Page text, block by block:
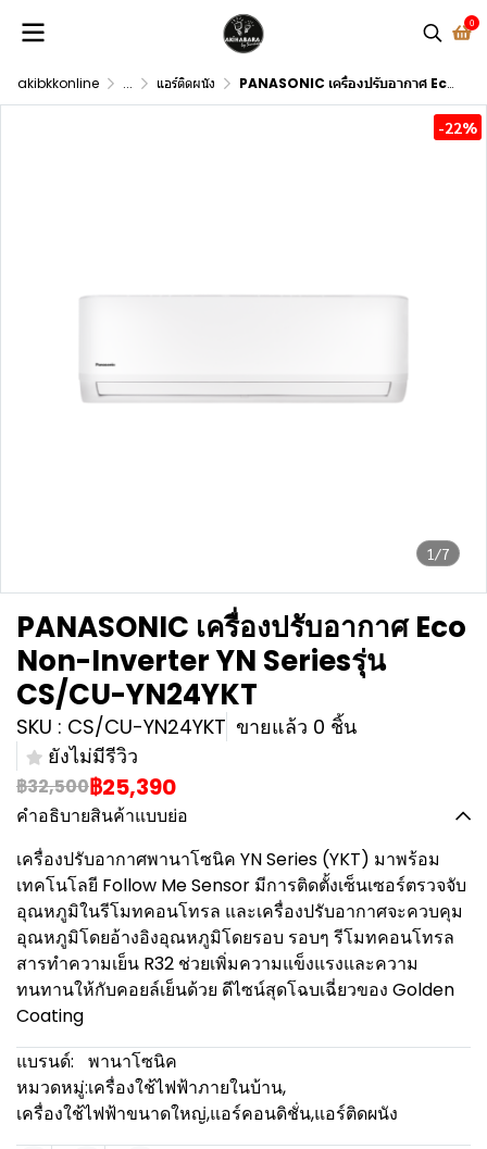
0
akibkkonline ... แอร์ติดผนัง PANASONIC เครื่องปรับอากาศ Eco Non-Inverter YN Seriesรุ่น CS/CU-YN24YKT
1/7
-22%
PANASONIC เครื่องปรับอากาศ Eco
Non-Inverter YN Seriesรุ่น
CS/CU-YN24YKT
SKU : CS/CU-YN24YKT ขายแล้ว 0 ชิ้น
ยังไม่มีรีวิว
฿32,500฿25,390
คำอธิบายสินค้าแบบย่อ
เครื่องปรับอากาศพานาโซนิค YN Series (YKT) มาพร้อม
เทคโนโลยี Follow Me Sensor มีการติดตั้งเซ็นเซอร์ตรวจจับ
อุณหภูมิในรีโมทคอนโทรล และเครื่องปรับอากาศจะควบคุม
อุณหภูมิโดยอ้างอิงอุณหภูมิโดยรอบ รอบๆ รีโมทคอนโทรล
สารทำความเย็น R32 ช่วยเพิ่มความแข็งแรงและความ
ทนทานให้กับคอยล์เย็นด้วย ดีไซน์สุดโฉบเฉี่ยวของ Golden
Coating
แบรนด์:
พานาโซนิค
หมวดหมู่:เครื่องใช้ไฟฟ้าภายในบ้าน,
เครื่องใช้ไฟฟ้าขนาดใหญ่,แอร์คอนดิชั่น,แอร์ติดผนัง